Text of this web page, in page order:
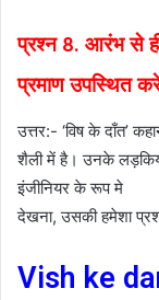
प्रश्न 8. आरंभ से
प्रमाण उपस्थित
उत्तर:- ‘विष के दाँत’
शैली में है। उनके लड़कियाँ
इंजीनियर के रूप मे
देखना, उसकी हमेशा
Vish ke